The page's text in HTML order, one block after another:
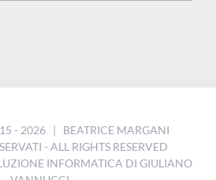
- 2026 | BEATRICE MARGANI
- ALL RIGHTS RESERVED
INFORMATICA DI GIULIANO